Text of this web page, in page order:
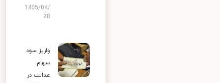
1405/04/
28
واریز سود
سهام
عدالت در